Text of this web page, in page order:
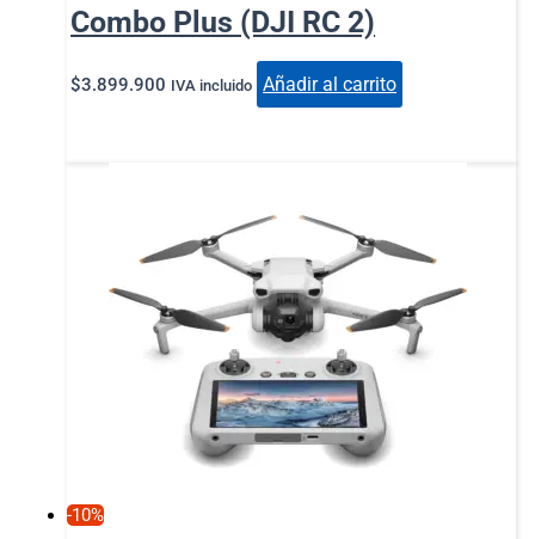
Combo Plus (DJI RC 2)
$3.899.900 IVA incluido Añadir al carrito
-10%